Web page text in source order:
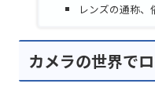
レンズの通称
カメラの世界で